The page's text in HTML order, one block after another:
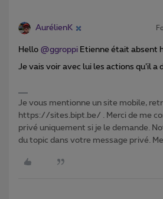
AurélienK
Hello @ggroppi Etienne était absent
Je vais voir avec lui les actions qu’il a
Je vous mentionne un site mobile,
https://sites.bipt.be/ . Merci de me
privé uniquement si je le demande.
du topic dans votre message privé.